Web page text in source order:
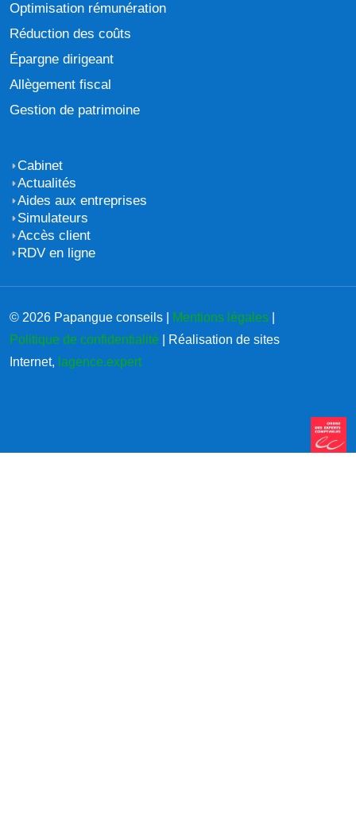
Optimisation rémunération
Réduction des coûts
Épargne dirigeant
Allègement fiscal
Gestion de patrimoine
Cabinet
Actualités
Aides aux entreprises
Simulateurs
Accès client
RDV en ligne
© 2026 Papangue conseils | Mentions légales
Politique de confidentialité | Réalisation de sites
Internet, lagence.expert